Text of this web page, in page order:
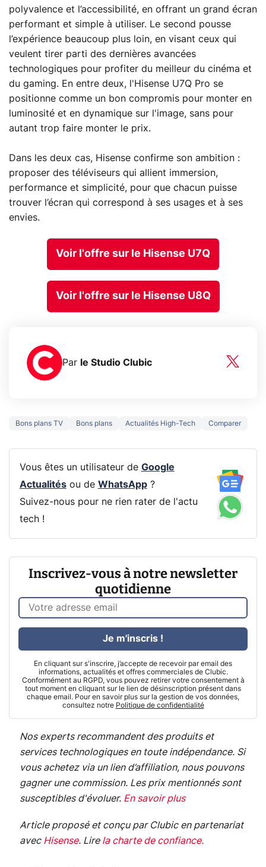
polyvalence et l’accessibilité, en offrant un grand écran
performant et simple à utiliser. Le second pousse
l’expérience beaucoup plus loin, en visant ceux qui
veulent tirer parti des dernières avancées
technologiques pour profiter du meilleur du cinéma et
du gaming. En entre deux, l'Hisense U7Q Pro se
positionne comme un bon compromis pour monter en
luminosité et en dynamique sur l'image, sans pour
autant trop faire monter le prix.
Dans les deux cas, Hisense confirme son ambition :
proposer des téléviseurs qui allient immersion,
performance et simplicité, pour que chacun puisse
trouver l’écran qui correspond à ses usages et à ses
envies.
Voir l'offre sur le Hisense U7Q
Voir l'offre sur le Hisense U8Q
Par le Studio Clubic
Bons plans TV Bons plans Actualités High-Tech Comparer
Vous êtes un utilisateur de Google
Actualitésou de WhatsApp?
Suivez-nous pour ne rien rater de l'actu
tech !
Inscrivez-vous à notre newsletter
quotidienne
En cliquant sur s'inscrire, j’accepte de recevoir par email des
informations, actualités et offres commerciales de Clubic.
Conformément au RGPD, vous pouvez retirer votre consentement à
tout moment en cliquant sur le lien de désinscription présent dans
chaque email. Pour en savoir plus sur la gestion de vos données,
consultez notre Politique de confidentialité
Je m'inscris !
Nos experts recommandent des produits et
services technologiques en toute indépendance. Si
vous achetez via un lien d’affiliation, nous pouvons
gagner une commission. Les prix mentionnés sont
susceptibles d'évoluer. En savoir plus
Article proposé et conçu par Clubic en partenariat
avec Hisense. Lire la charte de confiance.